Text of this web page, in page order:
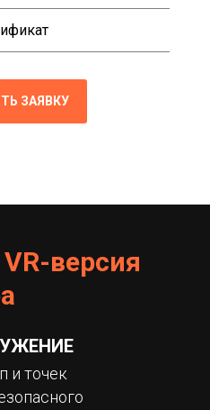
ЗАЯВКУ
и точек
VR-версия